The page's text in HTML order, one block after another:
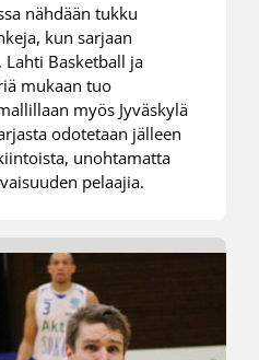
nähdään tukku
kun sarjaan
Lahti Basketball ja
mukaan tuo
myös Jyväskylä
odotetaan jälleen
unohtamatta
pelaajia.